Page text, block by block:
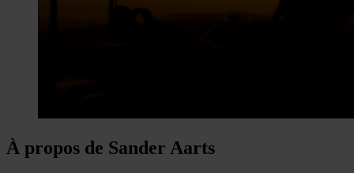
À propos de Sander Aarts